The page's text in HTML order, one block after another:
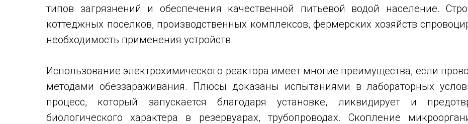
типов загрязнений и обеспечения качественной питьевой водой население.
коттеджных поселков, производственных комплексов, фермерских хозяйств
необходимость применения устройств.
Использование электрохимического реактора имеет многие преимущества, если
методами обеззараживания. Плюсы доказаны испытаниями в лабораторных
процесс, который запускается благодаря установке, ликвидирует и
биологического характера в резервуарах, трубопроводах. Скопление